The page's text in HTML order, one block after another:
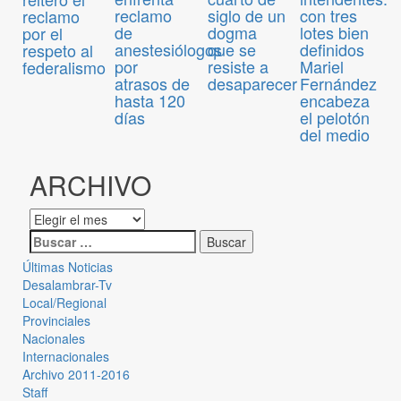
reclamo
por el
respeto al
federalismo
reclamo
de
anestesiólogos
por
atrasos de
hasta 120
días
siglo de un
dogma
que se
resiste a
desaparecer
con tres
lotes bien
definidos
Mariel
Fernández
encabeza
el pelotón
del medio
ARCHIVO
Últimas Noticias
Desalambrar-Tv
Local/Regional
Provinciales
Nacionales
Internacionales
Archivo 2011-2016
Staff